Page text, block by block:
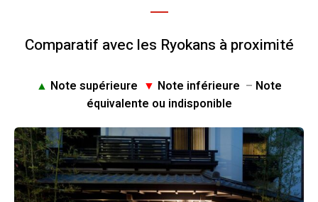
Comparatif avec les Ryokans à proximité
▲ Note supérieure ▼ Note inférieure – Note
équivalente ou indisponible